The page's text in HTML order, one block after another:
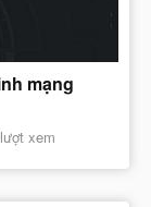
mạng
xem